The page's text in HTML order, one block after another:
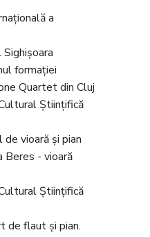
a
formației
Quartet din Cluj
Științifică
vioară și pian
- vioară
Științifică
de flaut și pian.